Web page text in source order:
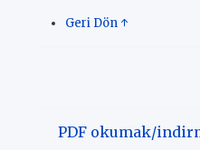
Geri Dön ↑
PDF okumak/